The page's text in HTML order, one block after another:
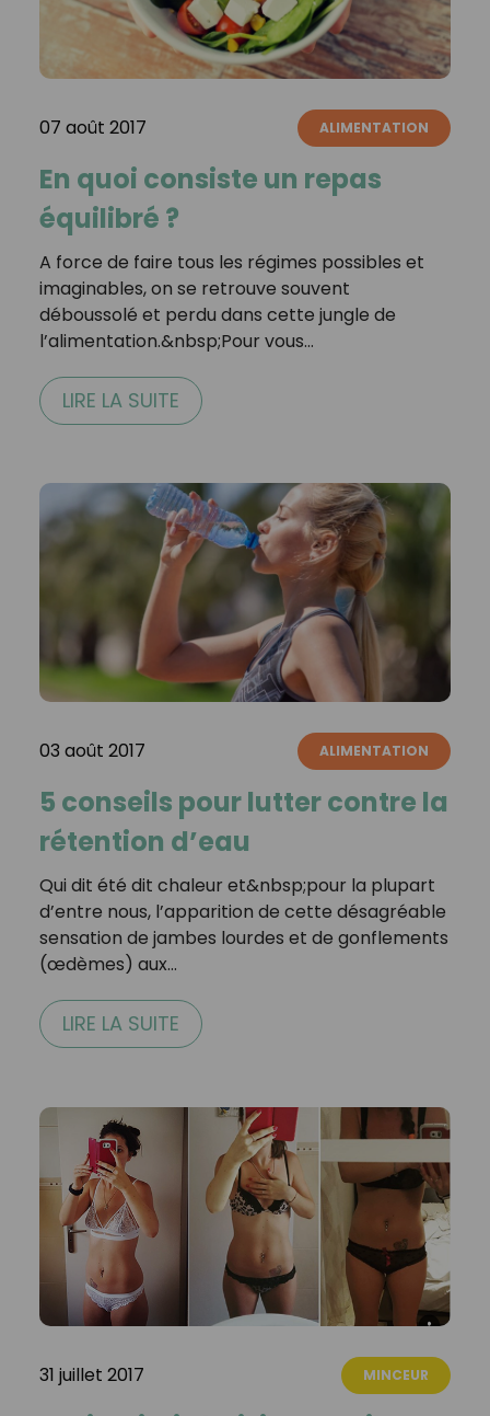
07 août 2017 ALIMENTATION
En quoi consiste un repas
équilibré ?
A force de faire tous les régimes possibles et
imaginables, on se retrouve souvent
déboussolé et perdu dans cette jungle de
l’alimentation.&nbsp;Pour vous…
LIRE LA SUITE
03 août 2017 ALIMENTATION
5 conseils pour lutter contre la
rétention d’eau
Qui dit été dit chaleur et&nbsp;pour la plupart
d’entre nous, l’apparition de cette désagréable
sensation de jambes lourdes et de gonflements
(œdèmes) aux…
LIRE LA SUITE
31 juillet 2017 MINCEUR